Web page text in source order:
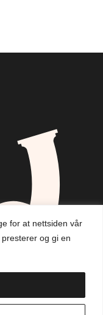
for at nettsiden vår
og gi en